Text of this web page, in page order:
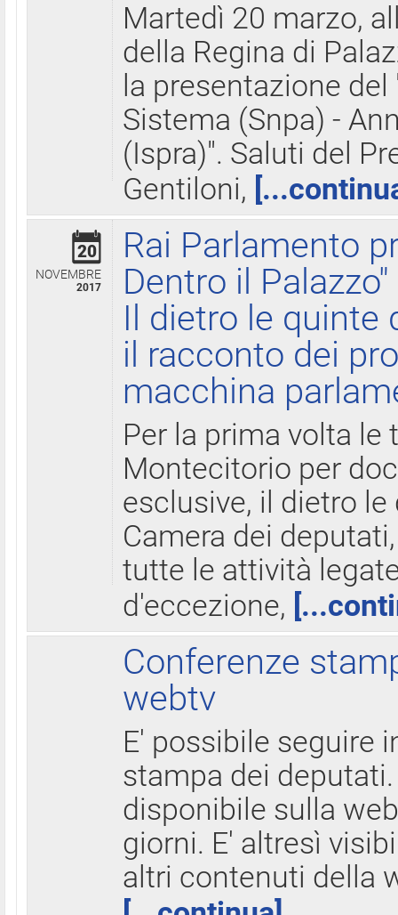
Martedì 20 marzo,
della Regina di
la presentazione
Sistema (Snpa) -
(Ispra)". Saluti del
Gentiloni,
20
NOVEMBRE
2017
Rai Parlamento
Dentro il Palazzo"
Il dietro le quinte
il racconto dei
macchina
Per la prima volta le
Montecitorio per
esclusive, il dietro
Camera dei
tutte le attività
d'eccezione,
Conferenze
webtv
E' possibile seguire
stampa dei
disponibile sulla
giorni. E' altresì
altri contenuti della